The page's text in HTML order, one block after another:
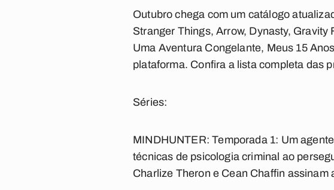
Outubro chega com um catálogo
Stranger Things,Arrow, Dynasty, Gravity
Uma Aventura Congelante, Meus 15
plataforma. Confira a lista completa das
Séries:
MINDHUNTER: Temporada 1: Um
técnicas de psicologia criminal ao
Charlize Theron e Cean Chaffin